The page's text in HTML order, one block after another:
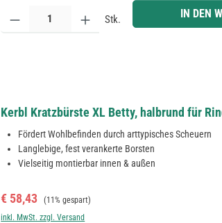
Produkt Anzahl: Gib den gewünschten Wert ein oder
Stk. IN DEN
Kerbl Kratzbürste XL Betty, halbrund für
Fördert Wohlbefinden durch arttypisches Scheuern
Langlebige, fest verankerte Borsten
Vielseitig montierbar innen & außen
Verkaufspreis:
€ 58,43 Regulärer Preis:
(11% gespart)
inkl. MwSt. zzgl. Versand